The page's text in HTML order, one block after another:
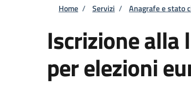
Briciole di pane
Home / Servizi / Anagrafe e stato
Iscrizione
per elezioni